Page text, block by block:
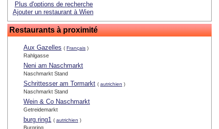
Plus d'options de recherche
Ajouter un restaurant à Wien
Restaurants à proximité
Aux Gazelles ( Français )
Rahlgasse
Neni am Naschmarkt
Naschmarkt Stand
Schrittesser am Tormarkt ( autrichien )
Naschmarkt Stand
Wein & Co Naschmarkt
Getreidemarkt
burg.ring1 ( autrichien )
Burgring